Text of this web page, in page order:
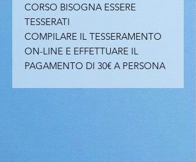
CORSO BISOGNA ESSERE
TESSERATI
COMPILARE IL TESSERAMENTO
ON-LINE E EFFETTUARE IL
PAGAMENTO DI 30€ A PERSONA